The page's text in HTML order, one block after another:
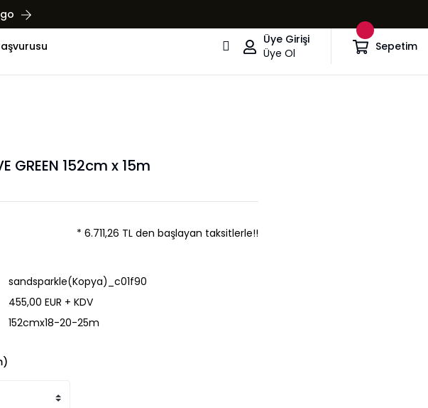
Üye Girişi
Üye Ol
Sepetim
GREEN 152cm x 15m
* 6.711,26 TL den başlayan taksitlerle!!
sandsparkle(Kopya)_c01f90
455,00 EUR + KDV
152cmx18-20-25m